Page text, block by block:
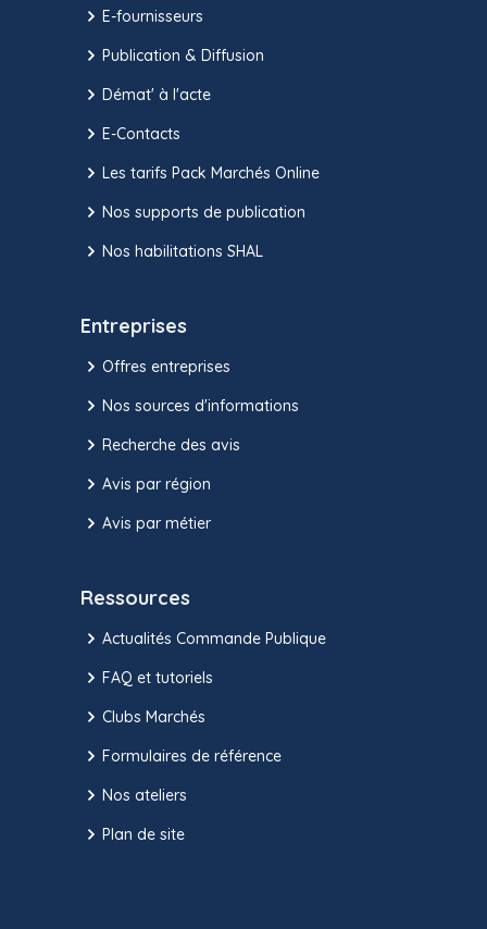
E-fournisseurs
Publication & Diffusion
Démat' à l'acte
E-Contacts
Les tarifs Pack Marchés Online
Nos supports de publication
Nos habilitations SHAL
Entreprises
Offres entreprises
Nos sources d'informations
Recherche des avis
Avis par région
Avis par métier
Ressources
Actualités Commande Publique
FAQ et tutoriels
Clubs Marchés
Formulaires de référence
Nos ateliers
Plan de site